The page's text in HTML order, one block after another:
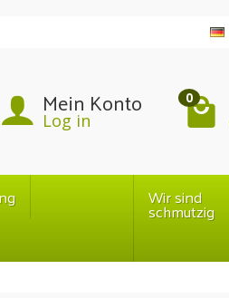
Mein Konto
Log in
0
Wir sind
schmutzig